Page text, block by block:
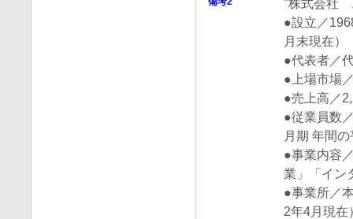
"株式会社
●設立／
月末現
●代表者
●上場市場
●売上高
●従業員数
月期 年
●事業内容
業」「イン
●事業所／
2年4月現在